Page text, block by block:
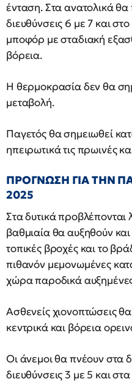
ένταση. Στα ανατολικά
διευθύνσεις 6 με 7 και
μποφόρ με σταδιακή
βόρεια.
Η θερμοκρασία δεν θα
μεταβολή.
Παγετός θα σημειωθεί
ηπειρωτικά τις πρωινές
ΠΡΟΓΝΩΣΗ ΓΙΑ ΤΗΝ
2025
Στα δυτικά προβλέπονται
βαθμιαία θα αυξηθούν
τοπικές βροχές και το
πιθανόν μεμονωμένες
χώρα παροδικά
Ασθενείς χιονοπτώσεις
κεντρικά και βόρεια
Οι άνεμοι θα πνέουν στα
διευθύνσεις 3 με 5 και